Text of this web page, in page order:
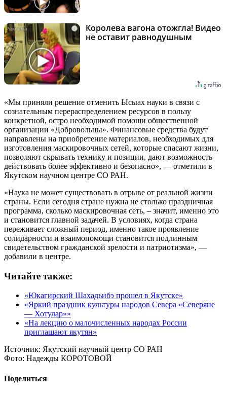
i
Королева вагона отожгла! Видео
не оставит равнодушным
«Мы приняли решение отменить Ысыах науки в связи с
сознательным перераспределением ресурсов в пользу
конкретной, остро необходимой помощи общественной
организации «Добровольцы». Финансовые средства будут
направлены на приобретение материалов, необходимых для
изготовления маскировочных сетей, которые спасают жизни,
позволяют скрывать технику и позиции, дают возможность
действовать более эффективно и безопасно», — отметили в
Якутском научном центре СО РАН.
«Наука не может существовать в отрыве от реальной жизни
страны. Если сегодня стране нужна не столько праздничная
программа, сколько маскировочная сеть, ‒ значит, именно это
и становится главной задачей. В условиях, когда страна
переживает сложный период, именно такое проявление
солидарности и взаимопомощи становится подлинным
свидетельством гражданской зрелости и патриотизма», —
добавили в центре.
Читайте также:
«Юкагирский Шахадьибэ прошел в Якутске»
«Яркий праздник культуры народов Севера «Северяне
— Хотулар»»
«На лекцию о малочисленных народах России
приглашают якутян»
Источник: Якутский научный центр СО РАН
Фото: Надежды КОРОТОВОЙ
Поделиться